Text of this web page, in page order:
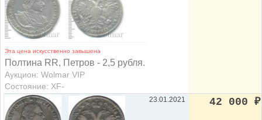
Эта цена искусственно завышена
Полтина RR, Петров - 2,5 рубля.
Аукцион: Wolmar VIP
Состояние: XF-
23.01.2021 42 000 ₽